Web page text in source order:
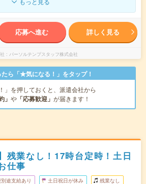
応募へ進む 詳しく見る
パーソルテンプスタッフ株式会社
ら「★気になる！」をタップ！
」を押しておくと、派遣会社から
」 や 「応募歓迎」 が届きます！
残業なし！17時台定時！土日
仕事
途支給あり 土日祝日が休み 残業なし